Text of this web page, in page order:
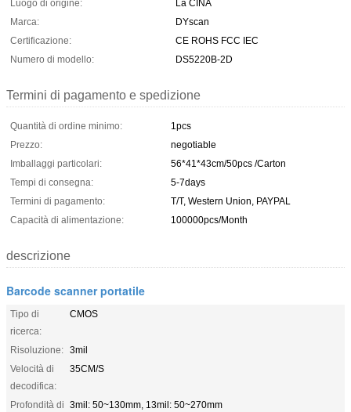
Luogo di origine:
La CINA
Marca:
DYscan
Certificazione:
CE ROHS FCC IEC
Numero di modello:
DS5220B-2D
Termini di pagamento e spedizione
Quantità di ordine minimo:
1pcs
Prezzo:
negotiable
Imballaggi particolari:
56*41*43cm/50pcs /Carton
Tempi di consegna:
5-7days
Termini di pagamento:
T/T, Western Union, PAYPAL
Capacità di alimentazione:
100000pcs/Month
descrizione
Barcode scanner portatile
Tipo di
ricerca:
CMOS
Risoluzione: 3mil
Velocità di
decodifica:
35CM/S
Profondità di 3mil: 50~130mm, 13mil: 50~270mm